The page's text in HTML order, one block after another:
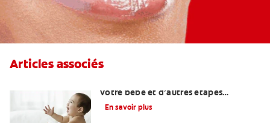
Articles associés
votre bébé et d’autres étapes
importantes?
En savoir plus